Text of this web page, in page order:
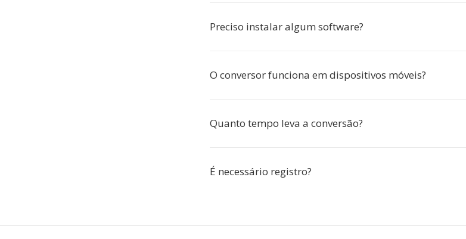
Preciso instalar algum software?
O conversor funciona em dispositivos móveis?
Quanto tempo leva a conversão?
É necessário registro?